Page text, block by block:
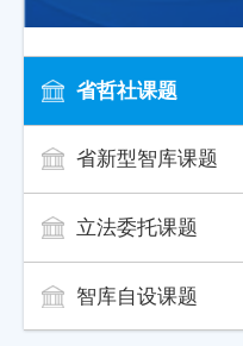
省哲社课题
省新型智库课题
立法委托课题
智库自设课题